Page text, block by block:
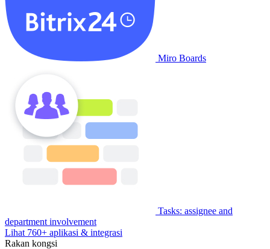
Miro Boards
Tasks: assignee and
department involvement
Lihat 760+ aplikasi & integrasi
Rakan kongsi